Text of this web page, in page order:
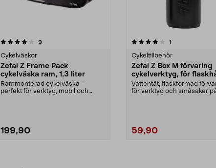
9recensioner
Cykelväskor
Zefal Z Frame Pack
cykelväska ram, 1,3 liter
Rammonterad cykelväska –
perfekt för verktyg, mobil och
199,90
4.0av 5 stjärnor 1
Cykeltillbehör
Zefal Z Box M förvaring
cykelverktyg, för
0,6 l
Vattentät, flaskformad
för verktyg och småsaker
59,90